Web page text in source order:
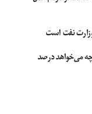
نفت است
چه می‌خواهد درصد